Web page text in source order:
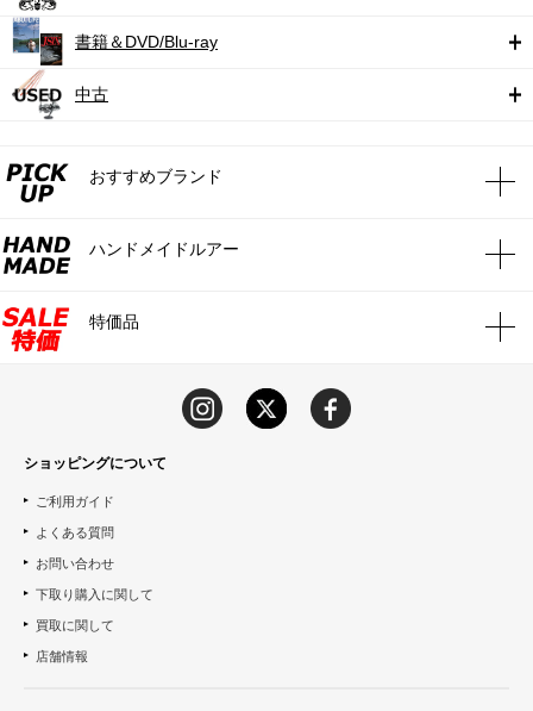
書籍＆DVD/Blu-ray
中古
おすすめブランド
ハンドメイドルアー
特価品
ショッピングについて
ご利用ガイド
よくある質問
お問い合わせ
下取り購入に関して
買取に関して
店舗情報